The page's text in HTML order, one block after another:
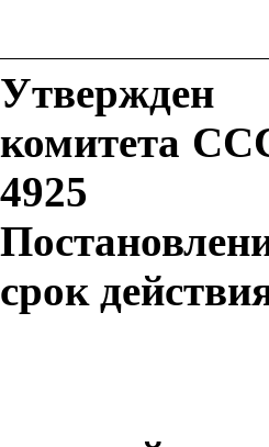
Утвержден
комитета
4925
срок